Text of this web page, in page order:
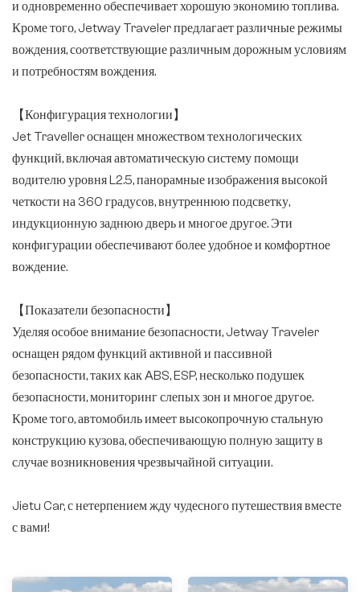
и одновременно обеспечивает хорошую экономию топлива.
Кроме того, Jetway Traveler предлагает различные режимы
вождения, соответствующие различным дорожным условиям
и потребностям вождения.
【Конфигурация технологии】
Jet Traveller оснащен множеством технологических
функций, включая автоматическую систему помощи
водителю уровня L2.5, панорамные изображения высокой
четкости на 360 градусов, внутреннюю подсветку,
индукционную заднюю дверь и многое другое. Эти
конфигурации обеспечивают более удобное и комфортное
вождение.
【Показатели безопасности】
Уделяя особое внимание безопасности, Jetway Traveler
оснащен рядом функций активной и пассивной
безопасности, таких как ABS, ESP, несколько подушек
безопасности, мониторинг слепых зон и многое другое.
Кроме того, автомобиль имеет высокопрочную стальную
конструкцию кузова, обеспечивающую полную защиту в
случае возникновения чрезвычайной ситуации.
Jietu Car, с нетерпением жду чудесного путешествия вместе
с вами!